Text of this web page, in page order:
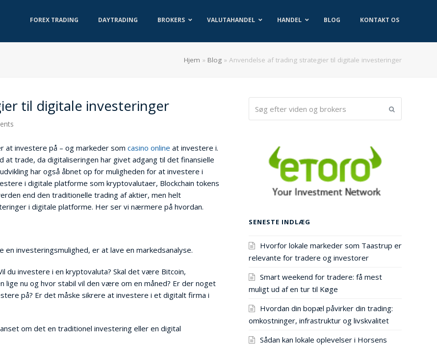
FOREX TRADING DAYTRADING BROKERS VALUTAHANDEL HANDEL BLOG KONTAKT OS
Hjem » Blog » Anvendelse af trading strategier til digitale investeringer
til digitale investeringer
at investere på – og markeder som casino online at investere i.
trade, da digitaliseringen har givet adgang til det finansielle
har også åbnet op for muligheden for at investere i
i digitale platforme som kryptovalutaer, Blockchain tokens
end den traditionelle trading af aktier, men helt
i digitale platforme. Her ser vi nærmere på hvordan.
investeringsmulighed, er at lave en markedsanalyse.
investere i en kryptovaluta? Skal det være Bitcoin,
nu og hvor stabil vil den være om en måned? Er der noget
på? Er det måske sikrere at investere i et digitalt firma i
om det en traditionel investering eller en digital
efter
brokers
SENESTE INDLÆG
Hvorfor lokale markeder som Taastrup er
relevante for tradere og investorer
Smart weekend for tradere: få mest
muligt ud af en tur til Køge
Hvordan din bopæl påvirker din trading:
omkostninger, infrastruktur og livskvalitet
Sådan kan lokale oplevelser i Horsens